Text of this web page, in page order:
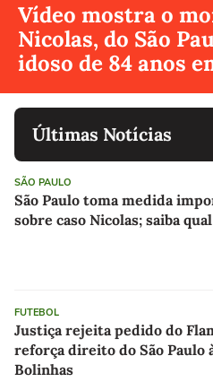
Vídeo mostra o
Nicolas, do São
idoso de 84 anos
Últimas Notícias
SÃO PAULO
São Paulo toma medida
sobre caso Nicolas; saiba qual
FUTEBOL
Justiça rejeita pedido do
reforça direito do São Paulo
Bolinhas